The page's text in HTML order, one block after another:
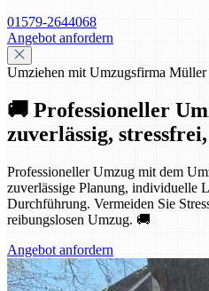
01579-2644068
Angebot anfordern
Umziehen mit Umzugsfirma Müller
🚚 Professioneller
zuverlässig,
Professioneller Umzug mit dem
zuverlässige Planung, individuelle
Durchführung. Vermeiden Sie
reibungslosen Umzug. 🚚
Angebot anfordern